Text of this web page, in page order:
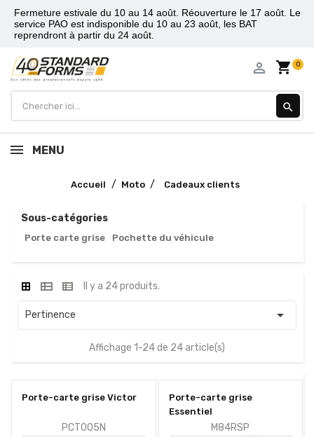
Fermeture estivale du 10 au 14 août. Réouverture le 17 août. Le
service PAO est indisponible du 10 au 23 août, les BAT
reprendront à partir du 24 août.
shopping_cart 0
person_outline
search
MENU
Accueil Moto Cadeaux clients
Sous-catégories
Porte carte grise Pochette du véhicule
Il y a 24 produits.
Pertinence 
Affichage 1-24 de 24 article(s)
Porte-carte grise Victor
PCT005N
Porte-carte grise
Essentiel
M84RSP